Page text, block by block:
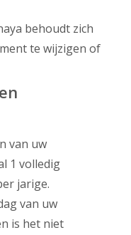
behoudt zich
te wijzigen of
van uw
1 volledig
jarige.
van uw
is het niet